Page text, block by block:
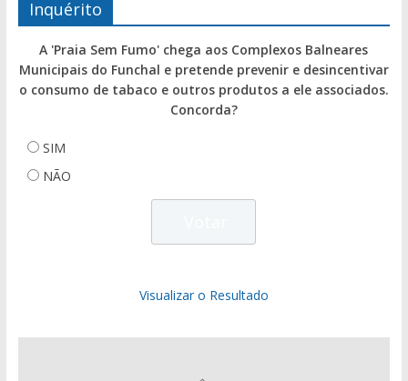
Inquérito
A 'Praia Sem Fumo' chega aos Complexos Balneares
Municipais do Funchal e pretende prevenir e desincentivar
o consumo de tabaco e outros produtos a ele associados.
Concorda?
SIM
NÃO
Visualizar o Resultado